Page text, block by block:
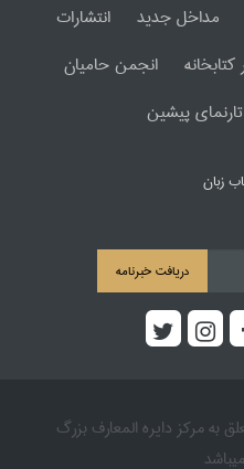
مداخل جدید
انتشارات
انجمن حامیان
تارنمای پیشین
زبان
دریافت خبرنامه
به مرکز دایره المعارف بزرگ